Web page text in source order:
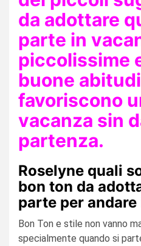
da adottare
parte in
piccolissime
buone
favoriscono
vacanza sin
partenza.
Roselyne quali
bon ton da
parte per
Bon Ton e stile non vanno
specialmente quando si